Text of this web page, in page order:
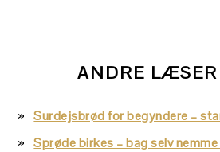
ANDRE LÆSER
Surdejsbrød for begyndere –
Sprøde birkes – bag selv